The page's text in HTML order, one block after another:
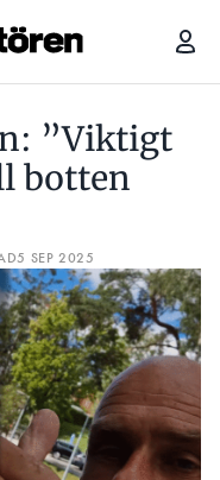
”Viktigt
botten
5 SEP 2025